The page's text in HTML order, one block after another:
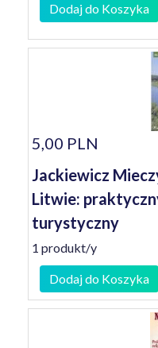
Dodaj do Koszyka
5,00 PLN
Jackiewicz
Litwie:
turystyczny
1 produkt/y
Dodaj do Koszyka